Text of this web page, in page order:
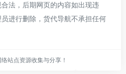
法，后期网页的内容如出现违
进行删除，货代导航不承担任何
站点资源收集与分享！